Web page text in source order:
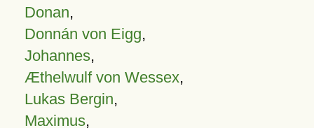
Donan,
Donnán von Eigg,
Johannes,
Æthelwulf von Wessex,
Lukas Bergin,
Maximus,